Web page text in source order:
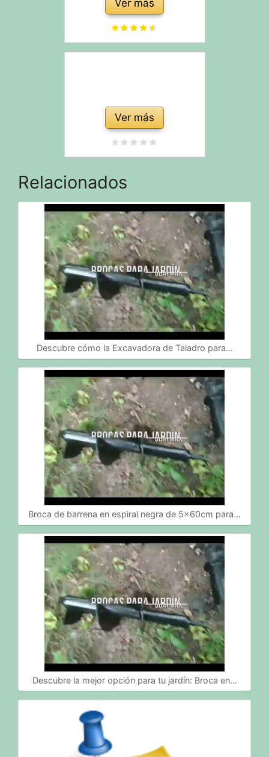
Esponja de Espuma para
Gatos de Acero Inoxidable
PLWF003 con Resina y
MIRA ESTO Powertec
Pro: la vareadora de
33 cc más eficiente del
Ver más
Ver más
Relacionados
Descubre cómo la Excavadora de Taladro para…
Broca de barrena en espiral negra de 5x60cm para…
Descubre la mejor opción para tu jardín: Broca en…